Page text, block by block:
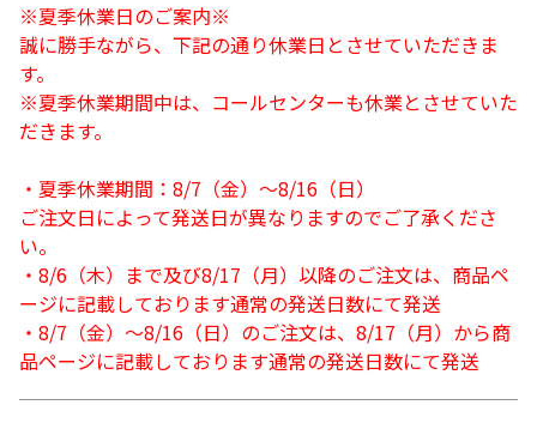
※夏季休業日のご案内※
誠に勝手ながら、下記の通り休業日とさせていただきま
す。
※夏季休業期間中は、コールセンターも休業とさせていた
だきます。
・夏季休業期間：8/7（金）～8/16（日）
ご注文日によって発送日が異なりますのでご了承くださ
い。
・8/6（木）まで及び8/17（月）以降のご注文は、商品ペ
ージに記載しております通常の発送日数にて発送
・8/7（金）～8/16（日）のご注文は、8/17（月）から商
品ページに記載しております通常の発送日数にて発送